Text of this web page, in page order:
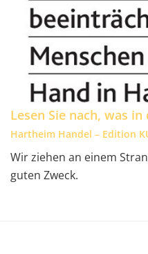
Lesen Sie nach, was
Hartheim Handel – Edition
Wir ziehen an einem
guten Zweck.